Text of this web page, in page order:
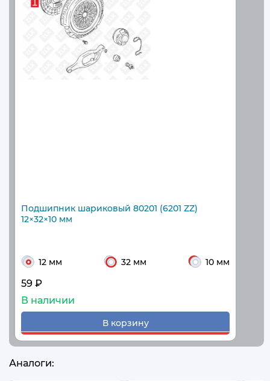
Подшипник шариковый 80201 (6201 ZZ)
12×32×10 мм
12 мм 32 мм 10 мм
59 ₽
В наличии
В корзину
Аналоги: